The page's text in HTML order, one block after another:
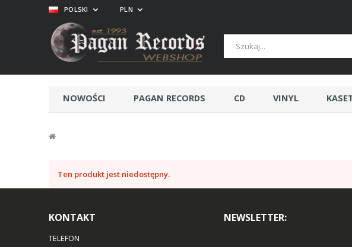
NOWOŚCI PAGAN RECORDS CD VINYL
POLSKI PLN
Ten produkt jest niedostępny.
KONTAKT
TELEFON
NEWSLETTER: